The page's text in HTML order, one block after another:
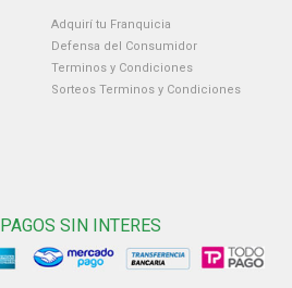
Adquirí tu Franquicia
Defensa del Consumidor
Terminos y Condiciones
Sorteos Terminos y Condiciones
PAGOS SIN INTERES